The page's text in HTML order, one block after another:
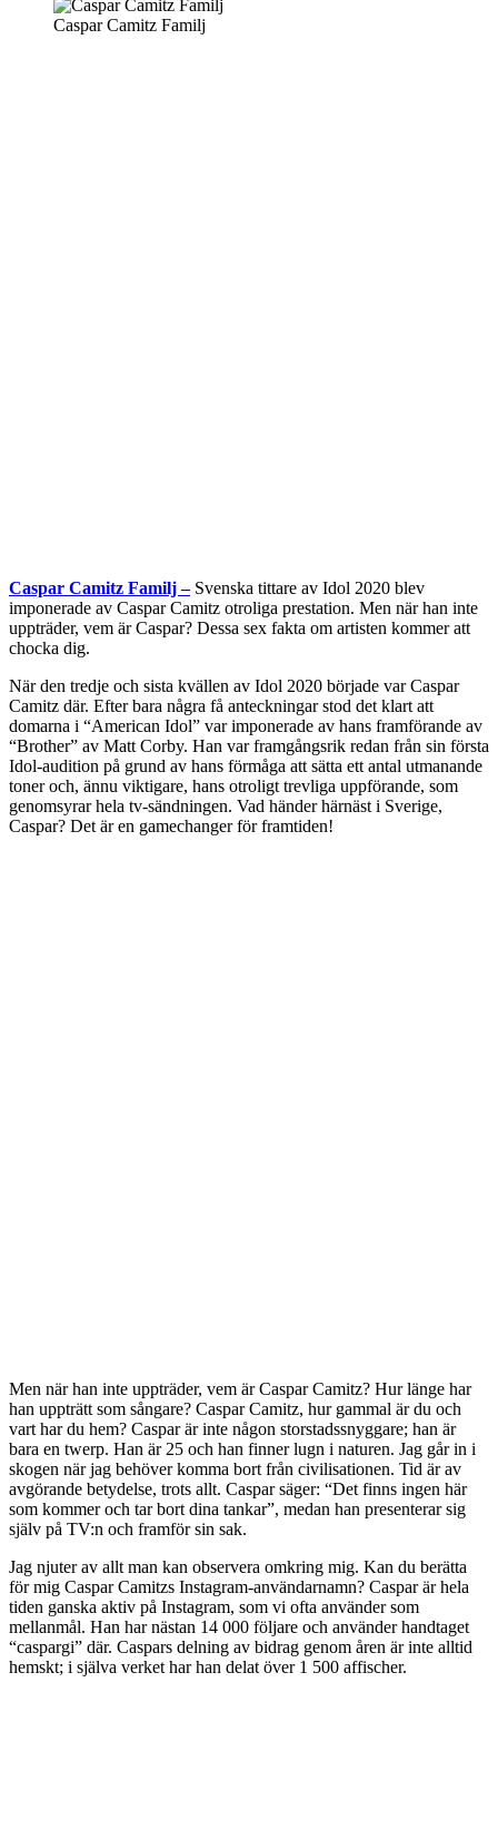
Caspar Camitz Familj
Caspar Camitz Familj –Svenska tittare av Idol 2020 blev
imponerade av Caspar Camitz otroliga prestation. Men när han inte
uppträder, vem är Caspar? Dessa sex fakta om artisten kommer att
chocka dig.
När den tredje och sista kvällen av Idol 2020 började var Caspar
Camitz där. Efter bara några få anteckningar stod det klart att
domarna i “American Idol” var imponerade av hans framförande av
“Brother” av Matt Corby. Han var framgångsrik redan från sin första
Idol-audition på grund av hans förmåga att sätta ett antal utmanande
toner och, ännu viktigare, hans otroligt trevliga uppförande, som
genomsyrar hela tv-sändningen. Vad händer härnäst i Sverige,
Caspar? Det är en gamechanger för framtiden!
Men när han inte uppträder, vem är Caspar Camitz? Hur länge har
han uppträtt som sångare? Caspar Camitz, hur gammal är du och
vart har du hem? Caspar är inte någon storstadssnyggare; han är
bara en twerp. Han är 25 och han finner lugn i naturen. Jag går in i
skogen när jag behöver komma bort från civilisationen. Tid är av
avgörande betydelse, trots allt. Caspar säger: “Det finns ingen här
som kommer och tar bort dina tankar”, medan han presenterar sig
själv på TV:n och framför sin sak.
Jag njuter av allt man kan observera omkring mig. Kan du berätta
för mig Caspar Camitzs Instagram-användarnamn? Caspar är hela
tiden ganska aktiv på Instagram, som vi ofta använder som
mellanmål. Han har nästan 14 000 följare och använder handtaget
“caspargi” där. Caspars delning av bidrag genom åren är inte alltid
hemskt; i själva verket har han delat över 1 500 affischer.